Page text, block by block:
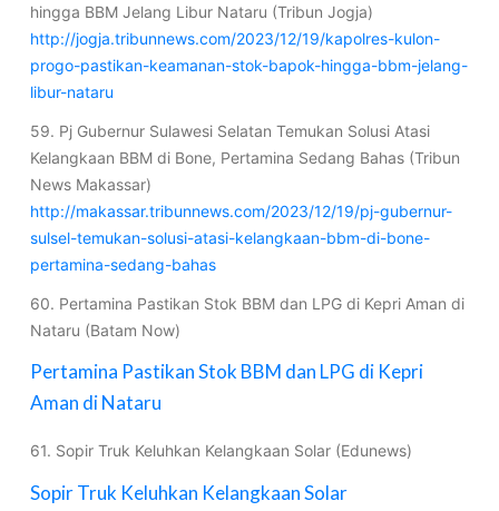
hingga BBM Jelang Libur Nataru (Tribun Jogja)
http://jogja.tribunnews.com/2023/12/19/kapolres-kulon-
progo-pastikan-keamanan-stok-bapok-hingga-bbm-jelang-
libur-nataru
59. Pj Gubernur Sulawesi Selatan Temukan Solusi Atasi
Kelangkaan BBM di Bone, Pertamina Sedang Bahas (Tribun
News Makassar)
http://makassar.tribunnews.com/2023/12/19/pj-gubernur-
sulsel-temukan-solusi-atasi-kelangkaan-bbm-di-bone-
pertamina-sedang-bahas
60. Pertamina Pastikan Stok BBM dan LPG di Kepri Aman di
Nataru (Batam Now)
Pertamina Pastikan Stok BBM dan LPG di Kepri
Aman di Nataru
61. Sopir Truk Keluhkan Kelangkaan Solar (Edunews)
Sopir Truk Keluhkan Kelangkaan Solar